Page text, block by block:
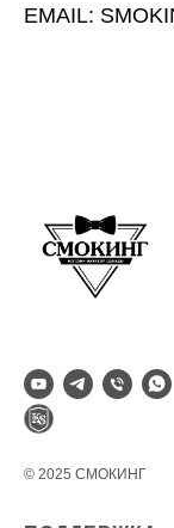
EMAIL:
© 2025 СМОКИНГ